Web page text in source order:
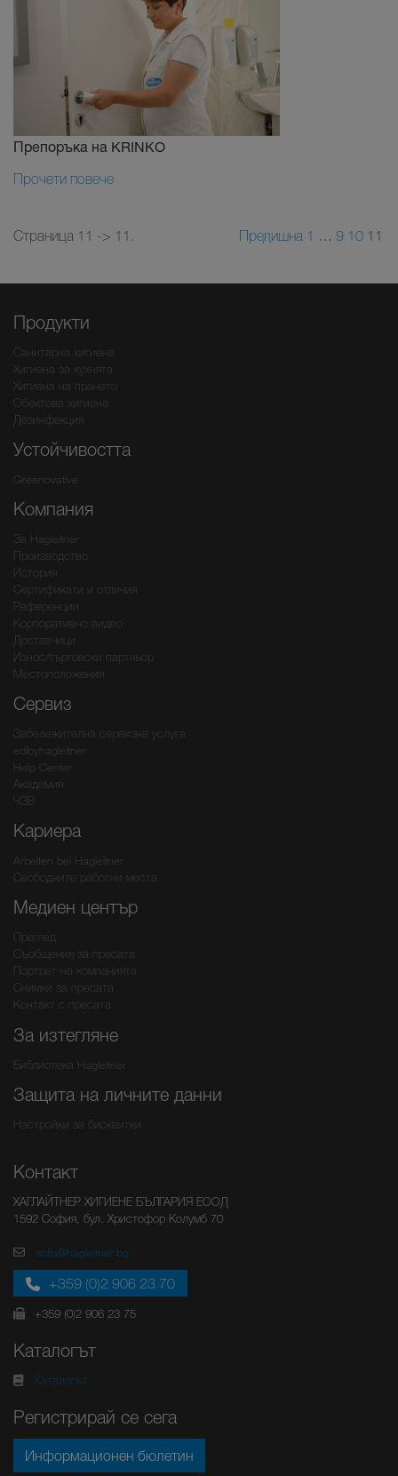
Препоръка на KRINKO
Прочети повече
Страница 11 -> 11. Предишна 1 … 9 10 11
Продукти
Санитарна хигиена
Хигиена за кухнята
Хигиена на прането
Обектова хигиена
Дезинфекция
Устойчивостта
Greenovative
Компания
За Hagleitner
Производство
История
Сертификати и отличия
Референции
Корпоративно видео
Доставчици
Износ/търговски партньор
Местоположения
Сервиз
Забележителна сервизна услуга
edibyhagleitner
Help Center
Академия
ЧЗВ
Кариера
Arbeiten bei Hagleitner
Свободните работни места
Медиен център
Преглед
Съобщения за пресата
Портрет на компанията
Снимки за пресата
Контакт с пресата
За изтегляне
Библиотека Hagleitner
Защита на личните данни
Настройки за бисквитки
Контакт
ХАГЛАЙТНЕР ХИГИЕНЕ БЪЛГАРИЯ ЕООД
1592 София, бул. Христофор Колумб 70
sofia@hagleitner.bg
+359 (0)2 906 23 70
+359 (0)2 906 23 75
Каталогът
Каталогът
Регистрирай се сега
Информационен бюлетин